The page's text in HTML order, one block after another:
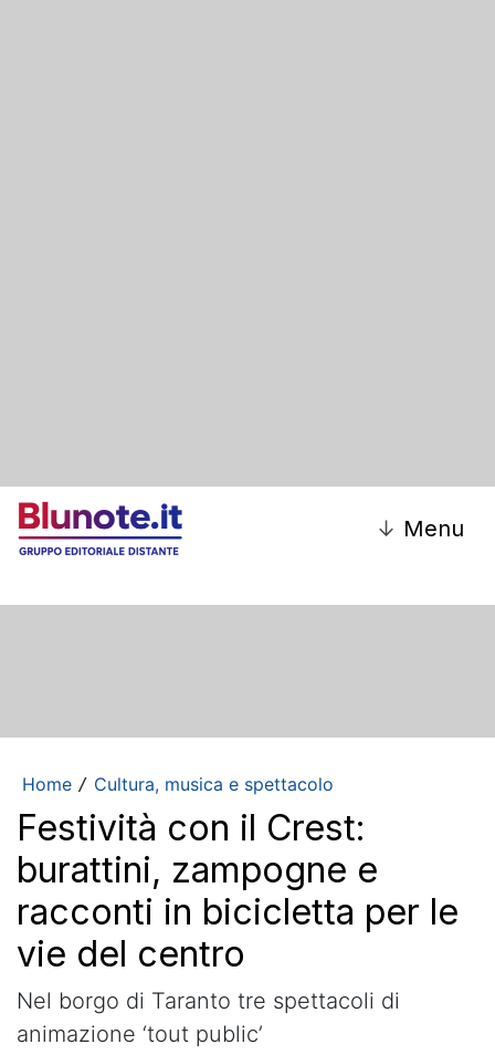
↓ Menu
Home / Cultura, musica e spettacolo
Festività con il Crest:
burattini, zampogne e
racconti in bicicletta per le
vie del centro
Nel borgo di Taranto tre spettacoli di
animazione ‘tout public’